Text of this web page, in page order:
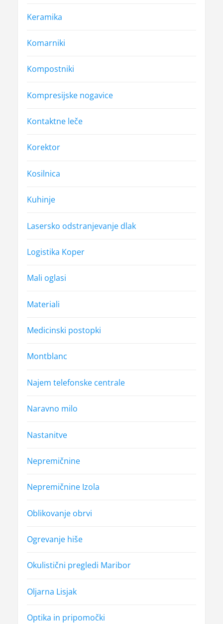
Keramika
Komarniki
Kompostniki
Kompresijske nogavice
Kontaktne leče
Korektor
Kosilnica
Kuhinje
Lasersko odstranjevanje dlak
Logistika Koper
Mali oglasi
Materiali
Medicinski postopki
Montblanc
Najem telefonske centrale
Naravno milo
Nastanitve
Nepremičnine
Nepremičnine Izola
Oblikovanje obrvi
Ogrevanje hiše
Okulistični pregledi Maribor
Oljarna Lisjak
Optika in pripomočki